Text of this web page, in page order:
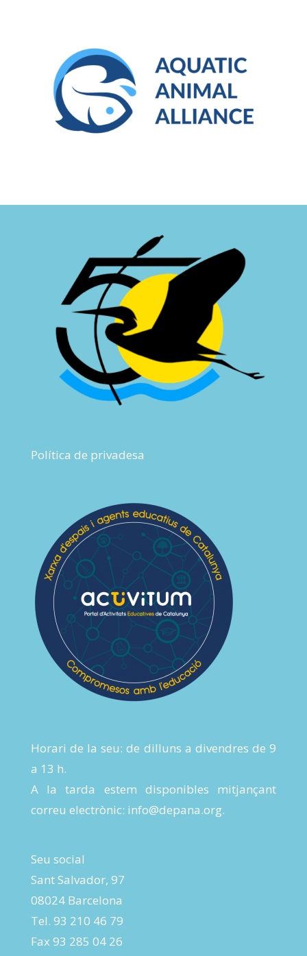
Política de privadesa
Horari de la seu: de dilluns a divendres de 9
a 13 h.
A la tarda estem disponibles mitjançant
correu electrònic: info@depana.org.
Seu social
Sant Salvador, 97
08024 Barcelona
Tel. 93 210 46 79
Fax 93 285 04 26